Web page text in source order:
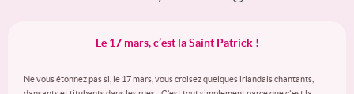
Le 17 mars, c’est la Saint Patrick !
Ne vous étonnez pas si, le 17 mars, vous croisez quelques irlandais chantants,